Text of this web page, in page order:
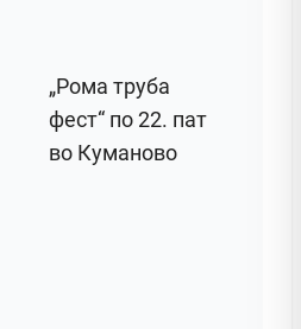
„Рома труба
фест“ по 22. пат
во Куманово